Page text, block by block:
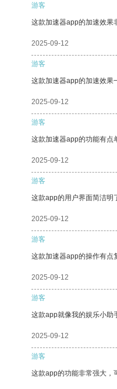
游客
这款加速器app的加速效果
2025-09-12
游客
这款加速器app的加速效果
2025-09-12
游客
这款加速器app的功能有点
2025-09-12
游客
这款app的用户界面简洁明
2025-09-12
游客
这款加速器app的操作有点
2025-09-12
游客
这款app就像我的娱乐小助
2025-09-12
游客
这款app的功能非常强大，